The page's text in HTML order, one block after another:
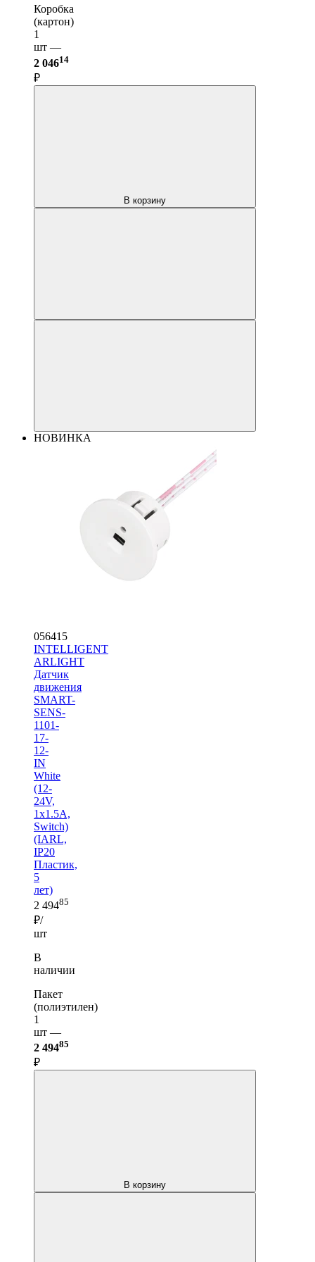
Коробка
(картон)
1
шт —
2 04614
₽
В корзину
НОВИНКА
056415
INTELLIGENT
ARLIGHT
Датчик
движения
SMART-
SENS-
1101-
17-
12-
IN
White
(12-
24V,
1x1.5A,
Switch)
(IARL,
IP20
Пластик,
5
лет)
2 49485
₽/
шт
В
наличии
Пакет
(полиэтилен)
1
шт —
2 49485
₽
В корзину